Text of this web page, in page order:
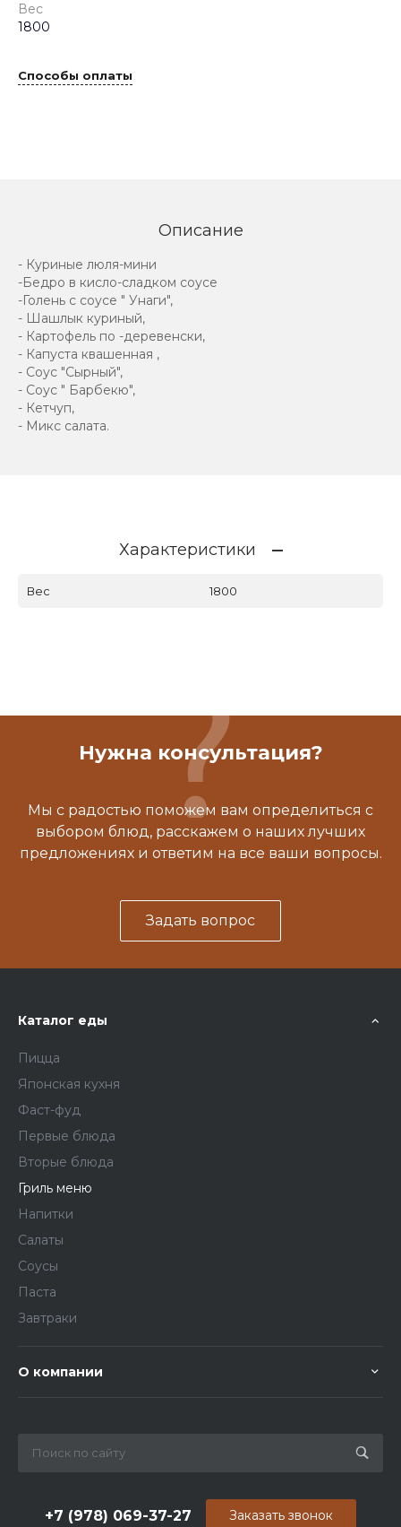
Вес
1800
Способы оплаты
Описание
- Куриные люля-мини
-Бедро в кисло-сладком соусе
-Голень с соусе " Унаги",
- Шашлык куриный,
- Картофель по -деревенски,
- Капуста квашенная ,
- Соус "Сырный",
- Соус " Барбекю",
- Кетчуп,
- Микс салата.
Характеристики
Вес 1800
Нужна консультация?
Мы с радостью поможем вам определиться с
выбором блюд, расскажем о наших лучших
предложениях и ответим на все ваши вопросы.
Задать вопрос
Каталог еды
Пицца
Японская кухня
Фаст-фуд
Первые блюда
Вторые блюда
Гриль меню
Напитки
Салаты
Соусы
Паста
Завтраки
О компании
+7 (978) 069-37-27 Заказать звонок